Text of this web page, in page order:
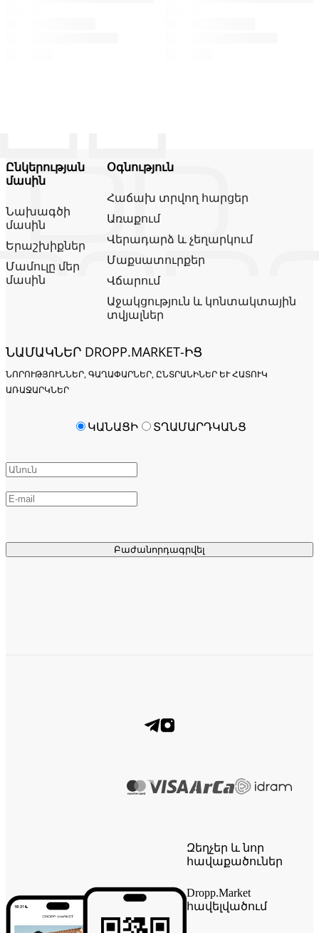
Ընկերության
մասին
Նախագծի
մասին
Երաշխիքներ
Մամուլը մեր
մասին
Օգնություն
Հաճախ տրվող հարցեր
Առաքում
Վերադարձ և չեղարկում
Մաքսատուրքեր
Վճարում
Աջակցություն և կոնտակտային
տվյալներ
ՆԱՄԱԿՆԵՐ DROPP.MARKET-ԻՑ
ՆՈՐՈՒԹՅՈՒՆՆԵՐ, ԳԱՂԱՓԱՐՆԵՐ, ԸՆՏՐԱՆԻՆԵՐ ԵՒ ՀԱՏՈՒԿ Ա
ՌԱՋԱՐԿՆԵՐ
Բաժանորդագրվել
ԿԱՆԱՑԻ ՏՂԱՄԱՐԴԿԱՆՑ
Զեղչեր և նոր
հավաքածուներ
Dropp.Market
հավելվածում